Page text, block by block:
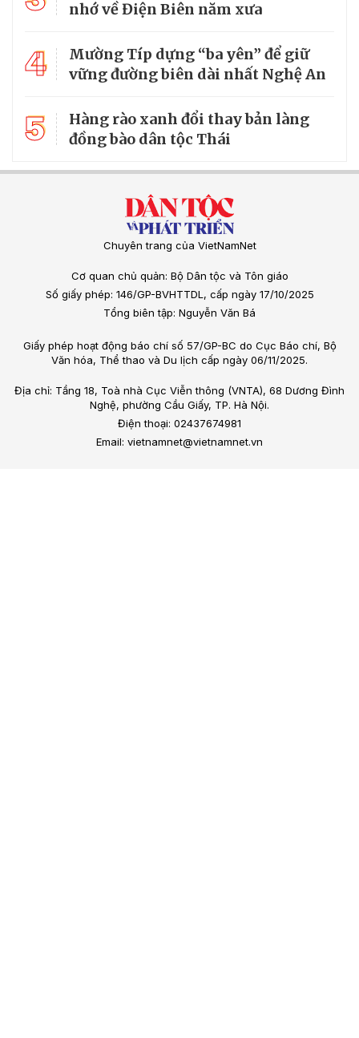
nhớ về Điện Biên năm xưa
4
Mường Típ dựng “ba yên” để giữ
vững đường biên dài nhất Nghệ An
5
Hàng rào xanh đổi thay bản làng
đồng bào dân tộc Thái
Chuyên trang của VietNamNet
Cơ quan chủ quản: Bộ Dân tộc và Tôn giáo
Số giấy phép: 146/GP-BVHTTDL, cấp ngày 17/10/2025
Tổng biên tập: Nguyễn Văn Bá
Giấy phép hoạt động báo chí số 57/GP-BC do Cục Báo chí, Bộ
Văn hóa, Thể thao và Du lịch cấp ngày 06/11/2025.
Địa chỉ: Tầng 18, Toà nhà Cục Viễn thông (VNTA), 68 Dương Đình
Nghệ, phường Cầu Giấy, TP. Hà Nội.
Điện thoại: 02437674981
Email: vietnamnet@vietnamnet.vn